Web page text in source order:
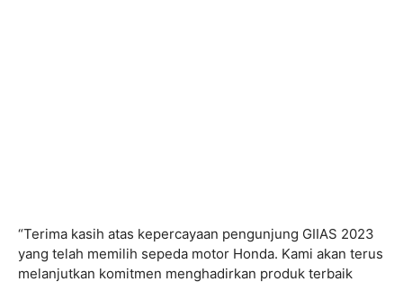
“Terima kasih atas kepercayaan pengunjung GIIAS 2023
yang telah memilih sepeda motor Honda. Kami akan terus
melanjutkan komitmen menghadirkan produk terbaik